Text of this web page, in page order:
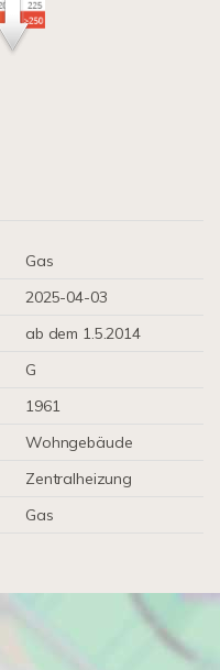
Gas
2025-04-03
ab dem 1.5.2014
G
1961
Wohngebäude
Zentralheizung
Gas